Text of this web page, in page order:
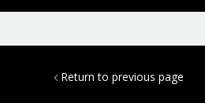
Return to previous page